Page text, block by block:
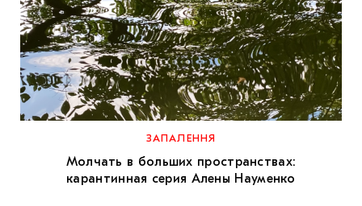
ЗАПАЛЕННЯ
Молчать в больших пространствах:
карантинная серия Алены Науменко